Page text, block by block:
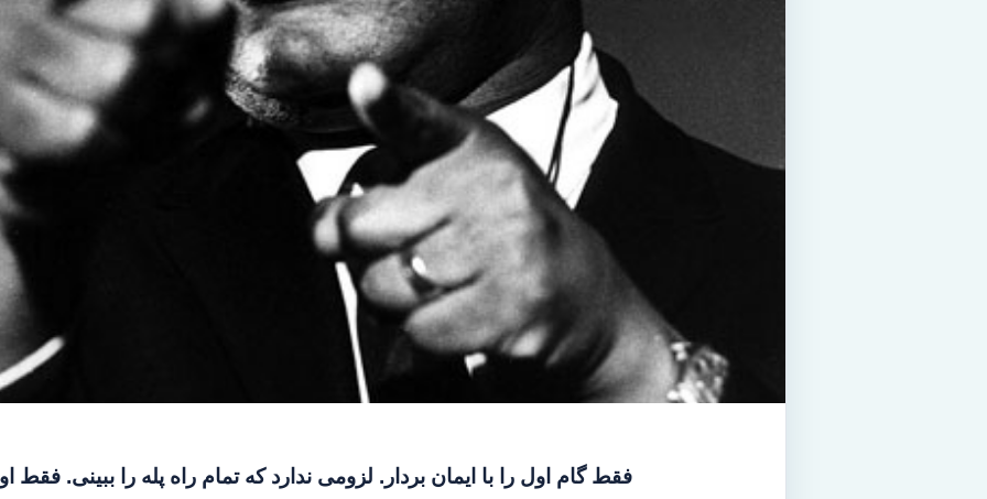
فقط گام اول را با ایمان بردار. لزومی ندارد که تمام راه پله را ببینی. فقط